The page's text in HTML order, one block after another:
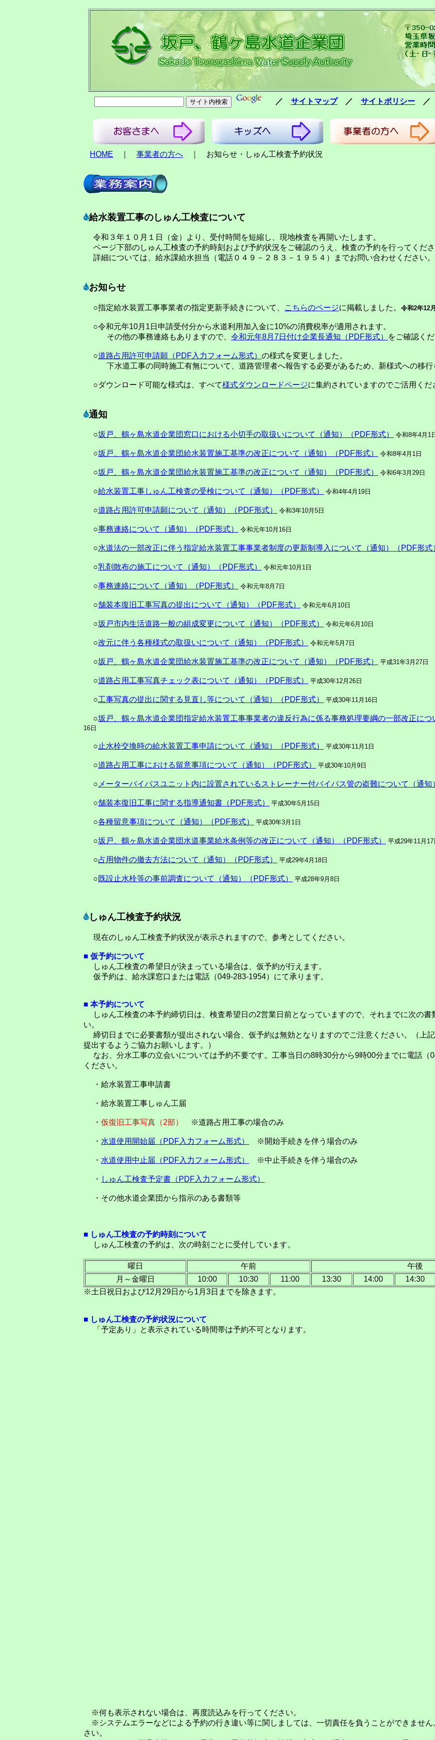
／ サイトマップ／ サイトポリシー ／
HOME 事業者の方へ ｜ お知らせ・しゅん工検査予約状況
給水装置工事のしゅん工検査について
令和３年１０月１日（金）より、受付時間を短縮し、現地検査を再開いたします。
ページ下部のしゅん工検査の予約時刻および予約状況をご確認のうえ、検査の予約を行ってくださ
詳細については、給水課給水担当（電話０４９－２８３－１９５４）までお問い合わせください。
お知らせ
○指定給水装置工事事業者の指定更新手続きについて、 こちらのページに掲載しました。 令和2年12
○令和元年10月1日申請受付分から水道利用加入金に10%の消費税率が適用されます。
その他の事務連絡もありますので、 令和元年8月7日付け企業長通知（PDF形式） をご確認く
○道路占用許可申請願（PDF入力フォーム形式） の様式を変更しました。
下水道工事の同時施工有無について、道路管理者へ報告する必要があるため、新様式への移行
○ダウンロード可能な様式は、すべて様式ダウンロードページに集約されていますのでご活用くだ
通知
○坂戸、鶴ヶ島水道企業団窓口における小切手の取扱いについて（通知）（PDF形式） 令和8年4月1
○坂戸、鶴ヶ島水道企業団給水装置施工基準の改正について（通知）（PDF形式） 令和8年4月1日
○坂戸、鶴ヶ島水道企業団給水装置施工基準の改正について（通知）（PDF形式） 令和6年3月29日
○給水装置工事しゅん工検査の受検について（通知）（PDF形式） 令和4年4月19日
○道路占用許可申請願について（通知）（PDF形式） 令和3年10月5日
○事務連絡について（通知）（PDF形式） 令和元年10月16日
○水道法の一部改正に伴う指定給水装置工事事業者制度の更新制導入について（通知）（PDF形式
○乳剤散布の施工について（通知）（PDF形式） 令和元年10月1日
○事務連絡について（通知）（PDF形式） 令和元年8月7日
○舗装本復旧工事写真の提出について（通知）（PDF形式） 令和元年6月10日
○坂戸市内生活道路一般の組成変更について（通知）（PDF形式） 令和元年6月10日
○改元に伴う各種様式の取扱いについて（通知）（PDF形式） 令和元年5月7日
○坂戸、鶴ヶ島水道企業団給水装置施工基準の改正について（通知）（PDF形式） 平成31年3月27日
○道路占用工事写真チェック表について（通知）（PDF形式） 平成30年12月26日
○工事写真の提出に関する見直し等について（通知）（PDF形式） 平成30年11月16日
○坂戸、鶴ヶ島水道企業団指定給水装置工事事業者の違反行為に係る事務処理要綱の一部改正につ
16日
○ 止水栓交換時の給水装置工事申請について（通知）（PDF形式） 平成30年11月1日
○道路占用工事における留意事項について（通知）（PDF形式） 平成30年10月9日
○ メーターバイパスユニット内に設置されているストレーナー付バイパス管の盗難について（通知
○舗装本復旧工事に関する指導通知書（PDF形式） 平成30年5月15日
○各種留意事項について（通知）（PDF形式） 平成30年3月1日
○坂戸、鶴ヶ島水道企業団水道事業給水条例等の改正について（通知）（PDF形式） 平成29年11月17
○占用物件の撤去方法について（通知）（PDF形式） 平成29年4月18日
○既設止水栓等の事前調査について（通知）（PDF形式） 平成28年9月8日
しゅん工検査予約状況
現在のしゅん工検査予約状況が表示されますので、参考としてください。
■ 仮予約について
しゅん工検査の希望日が決まっている場合は、仮予約が行えます。
仮予約は、給水課窓口または電話（049-283-1954）にて承ります。
■ 本予約について
しゅん工検査の本予約締切日は、検査希望日の2営業日前となっていますので、それまでに次の書
い。
締切日までに必要書類が提出されない場合、仮予約は無効となりますのでご注意ください。（上
提出するようご協力お願いします。）
なお、分水工事の立会いについては予約不要です。工事当日の8時30分から9時00分までに電話（
ください。
・給水装置工事申請書
・給水装置工事しゅん工届
・ 仮復旧工事写真（2部） ※道路占用工事の場合のみ
・ 水道使用開始届（PDF入力フォーム形式） ※開始手続きを伴う場合のみ
・ 水道使用中止届（PDF入力フォーム形式） ※中止手続きを伴う場合のみ
・ しゅん工検査予定書（PDF入力フォーム形式）
・その他水道企業団から指示のある書類等
■ しゅん工検査の予約時刻について
しゅん工検査の予約は、次の時刻ごとに受付しています。
曜日 午前
午後
月～金曜日
10:00 10:30 11:00 13:30 14:00 14:30
※土日祝日および12月29日から1月3日までを除きます。
■ しゅん工検査の予約状況について
「予定あり」と表示されている時間帯は予約不可となります。
※何も表示されない場合は、再度読込みを行ってください。
※システムエラーなどによる予約の行き違い等に関しましては、一切責任を負うことができませ
さい。